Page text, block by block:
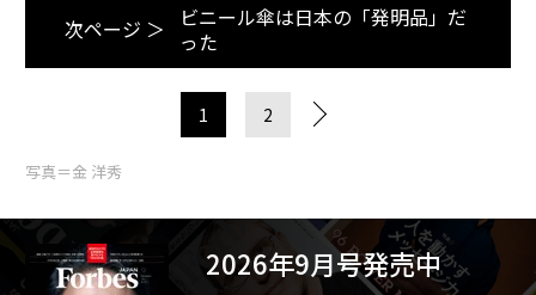
次ページ ＞
ビニール傘は日本の「発明品」だ
った
1 2
写真＝金 洋秀
2026年9月号発売中